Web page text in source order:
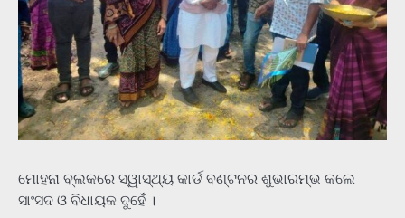
ମୋହନା ବ୍ଲକରେ ସ୍ୱାସ୍ଥ୍ୟ କାର୍ଡ ବଣ୍ଟନର ଶୁଭାରମ୍ଭ କଲେ
ସାଂସଦ ଓ ବିଧାୟକ ଦୁହେଁ ।